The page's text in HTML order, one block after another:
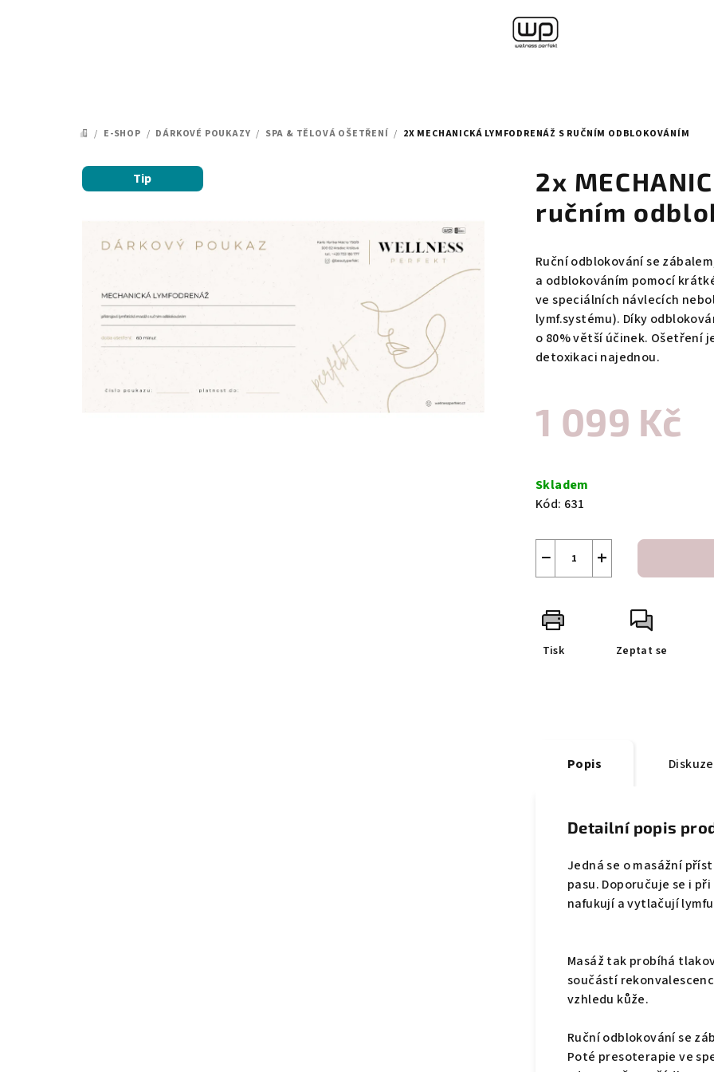
DOMŮ
/ E-SHOP / DÁRKOVÉ POUKAZY / SPA & TĚLOVÁ OŠETŘENÍ / 2X MECHANICKÁ LYMFODRENÁŽ S RUČNÍM ODBLOKOVÁNÍM
2x
ručním
Ruční odblokování se
a odblokováním pomocí
ve speciálních návlecích
lymf.systému). Díky
o 80% větší účinek. Ošetření
detoxikaci najednou.
1 099 Kč
cena:
Skladem
Kód: 631
+
−
Tisk Zeptat se
Tip
Popis Diskuze
Detailní popis
Jedná se o masážní
pasu. Doporučuje se i
nafukují a vytlačují
Masáž tak probíhá
součástí
vzhledu kůže.
Ruční odblokování se
Poté presoterapie ve